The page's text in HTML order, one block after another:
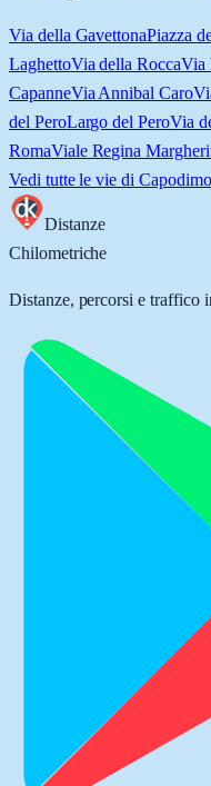
Via della GavettonaPiazza
LaghettoVia della RoccaVia
CapanneVia Annibal Caro
del PeroLargo del PeroVia
RomaViale Regina
Vedi tutte le vie di
Distanze
Chilometriche
Distanze, percorsi e traffico